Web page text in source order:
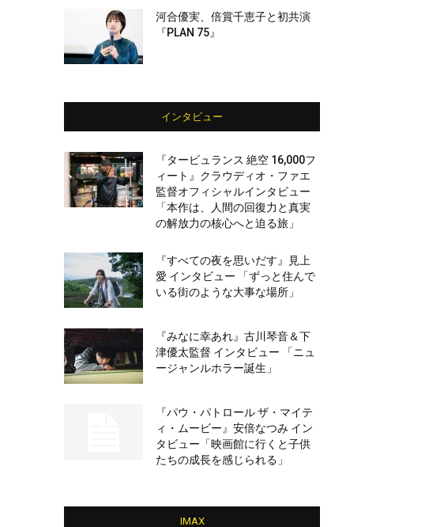
河合優実、倍賞千恵子と初共演
『PLAN 75』
インタビュー
『タービュランス 絶空 16,000フ
ィート』クラウディオ・ファエ
監督オフィシャルインタビュー
「本作は、人間の回復力と真実
の解放力の核心へと迫る旅」
『すべての夜を思いだす』見上
愛 インタビュー 「ずっと住んで
いる街のような大事な場所」
『みなに幸あれ』古川琴音＆下
津優太監督 インタビュー 「ニュ
ージャンルホラー誕生」
『パウ・パトロール ザ・マイテ
ィ・ムービー』安倍なつみ イン
タビュー「映画館に行くと子供
たちの成長を感じられる」
IMAX